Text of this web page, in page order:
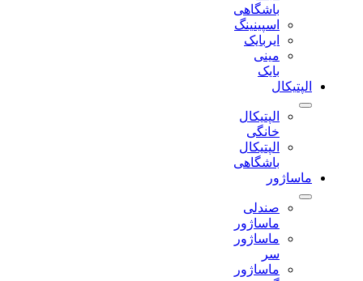
باشگاهی
اسپینینگ
ایربایک
مینی
الپتیکال
الپتیکال
خانگی
الپتیکال
باشگاهی
ماساژور
صندلی
ماساژور
ماساژور
ماساژور